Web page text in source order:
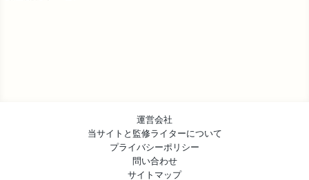
運営会社
当サイトと監修ライターについて
プライバシーポリシー
問い合わせ
サイトマップ